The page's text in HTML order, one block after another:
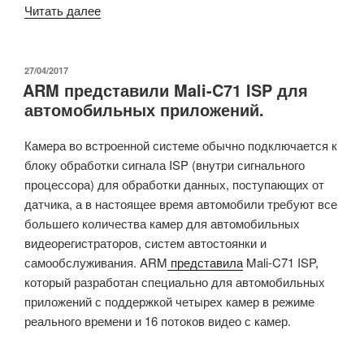
Читать далее«Дело
кран
или
установка
на
mainline
Linux?»
ОПУБЛИКОВАНО
27/04/2017
ARM представили Mali-C71 ISP для
автомобильных приложений.
Камера во встроенной системе обычно подключается к
блоку обработки сигнала ISP (внутри сигнального
процессора) для обработки данных, поступающих от
датчика, а в настоящее время автомобили требуют все
большего количества камер для автомобильных
видеорегистраторов, систем автостоянки и
самообслуживания. ARM представила Mali-C71 ISP,
который разработан специально для автомобильных
приложений с поддержкой четырех камер в режиме
реального времени и 16 потоков видео с камер.